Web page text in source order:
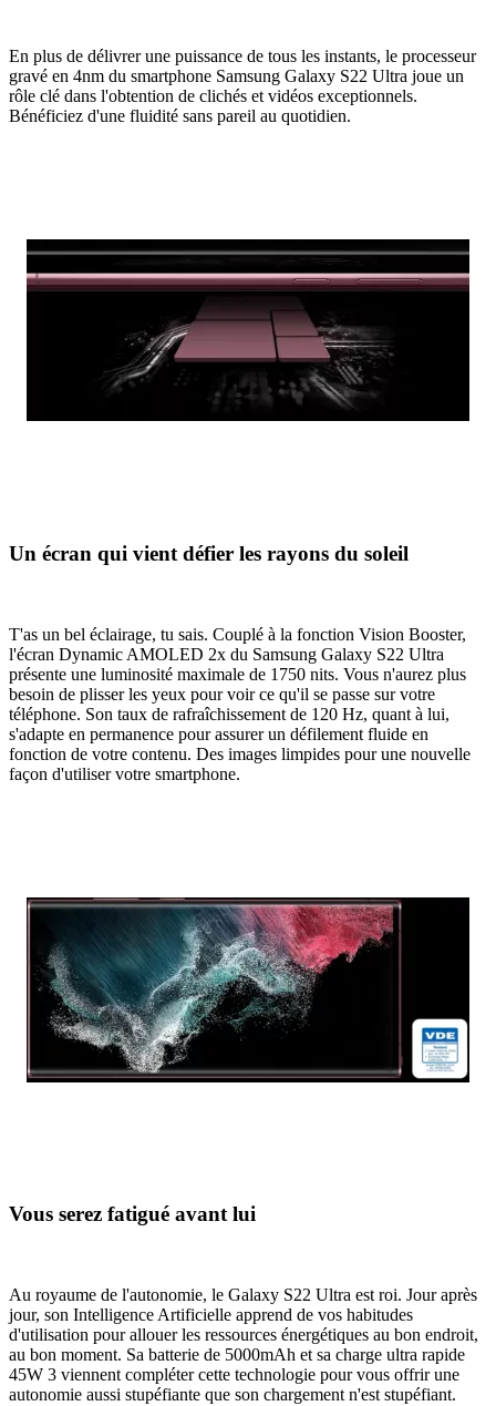
En plus de délivrer une puissance de tous les instants, le processeur
gravé en 4nm du smartphone Samsung Galaxy S22 Ultra joue un
rôle clé dans l'obtention de clichés et vidéos exceptionnels.
Bénéficiez d'une fluidité sans pareil au quotidien.
Un écran qui vient défier les rayons du soleil
T'as un bel éclairage, tu sais. Couplé à la fonction Vision Booster,
l'écran Dynamic AMOLED 2x du Samsung Galaxy S22 Ultra
présente une luminosité maximale de 1750 nits. Vous n'aurez plus
besoin de plisser les yeux pour voir ce qu'il se passe sur votre
téléphone. Son taux de rafraîchissement de 120 Hz, quant à lui,
s'adapte en permanence pour assurer un défilement fluide en
fonction de votre contenu. Des images limpides pour une nouvelle
façon d'utiliser votre smartphone.
Vous serez fatigué avant lui
Au royaume de l'autonomie, le Galaxy S22 Ultra est roi. Jour après
jour, son Intelligence Artificielle apprend de vos habitudes
d'utilisation pour allouer les ressources énergétiques au bon endroit,
au bon moment. Sa batterie de 5000mAh et sa charge ultra rapide
45W 3 viennent compléter cette technologie pour vous offrir une
autonomie aussi stupéfiante que son chargement n'est stupéfiant.